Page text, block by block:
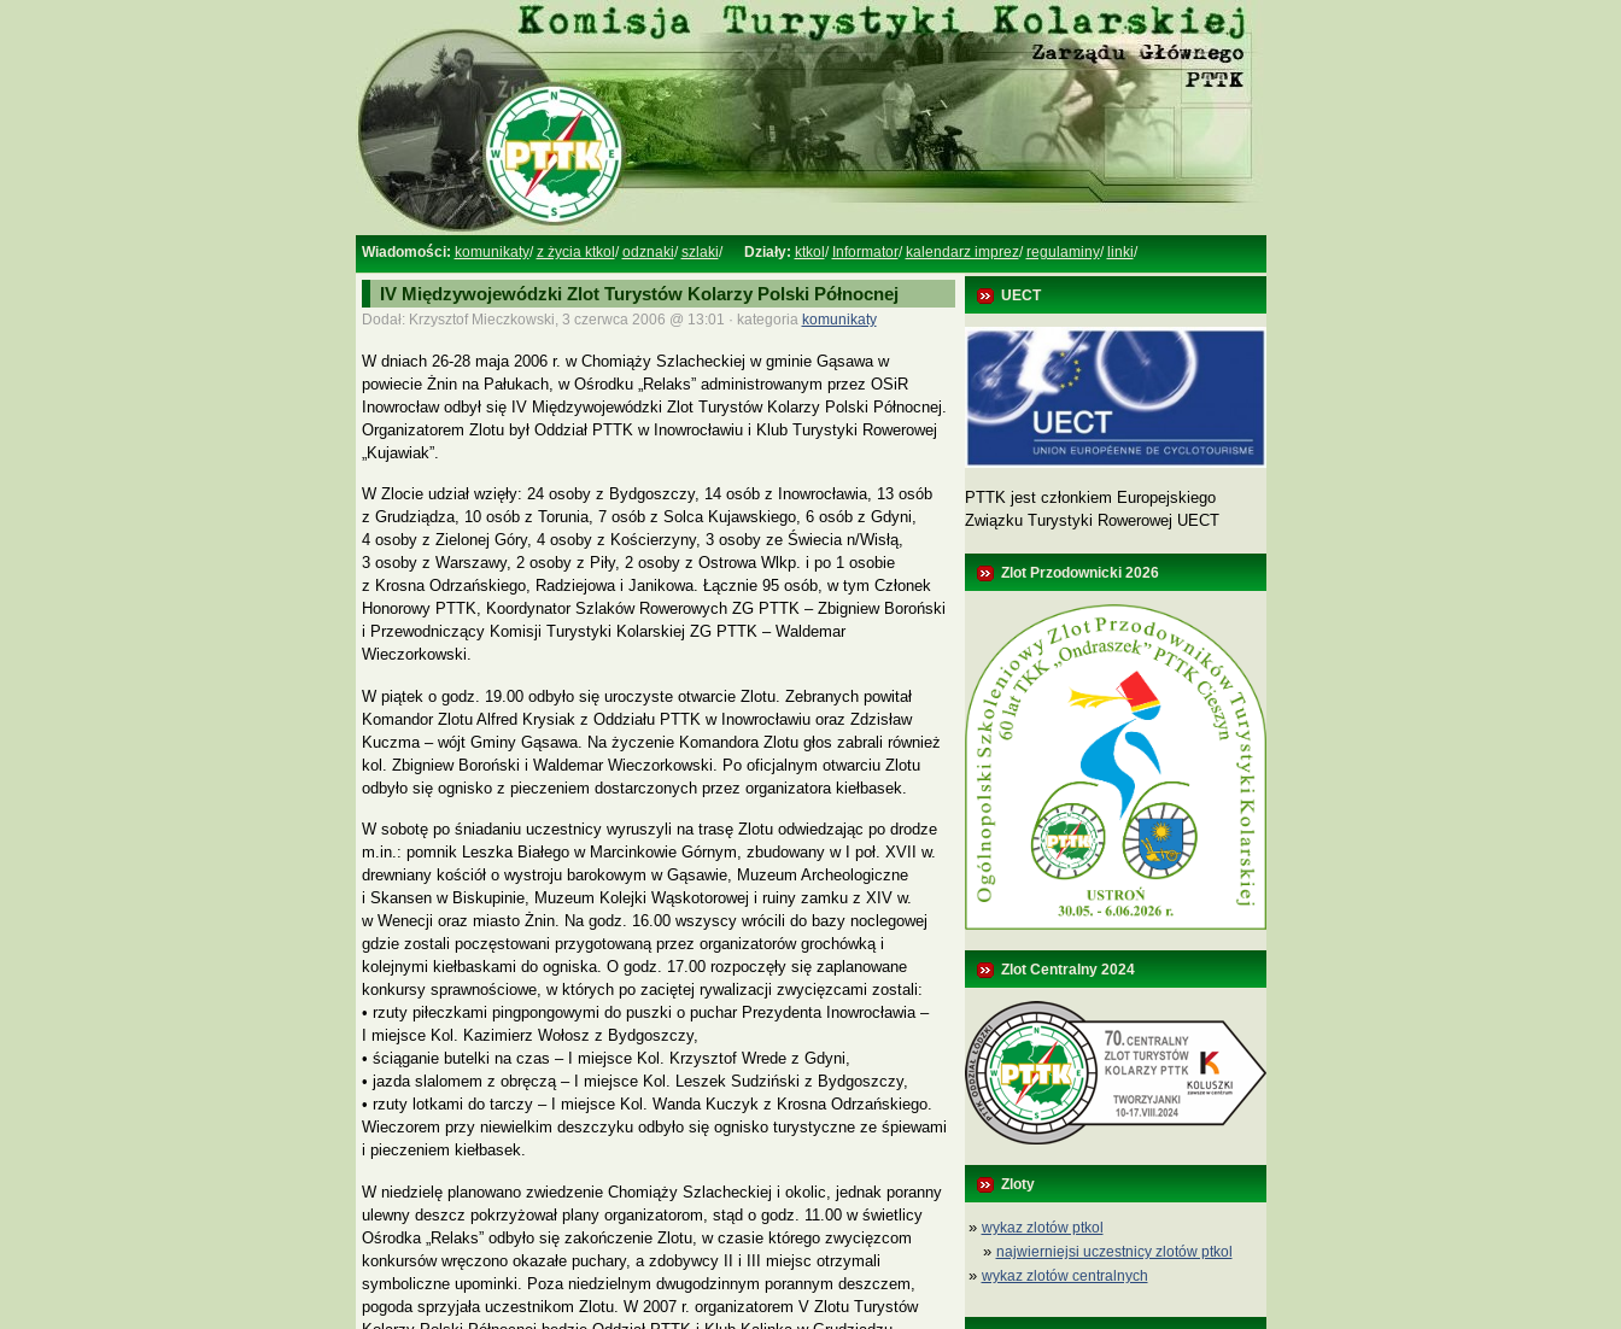
Wiadomości: komunikaty/z życia ktkol /odznaki/szlaki/ Działy: ktkol / Informator/ kalendarz imprez/regulaminy/ linki/
IV Międzywojewódzki Zlot Turystów Kolarzy Polski Północnej
Dodał: Krzysztof Mieczkowski, 3 czerwca 2006 @ 13:01 · kategoria komunikaty
W dniach 26-28 maja 2006 r. w Chomiąży Szlacheckiej w gminie Gąsawa w
powiecie Żnin na Pałukach, w Ośrodku „Relaks” administrowanym przez OSiR
Inowrocław odbył się IV Międzywojewódzki Zlot Turystów Kolarzy Polski Północnej.
Organizatorem Zlotu był Oddział PTTK w Inowrocławiu i Klub Turystyki Rowerowej
„Kujawiak”.
W Zlocie udział wzięły: 24 osoby z Bydgoszczy, 14 osób z Inowrocławia, 13 osób
z Grudziądza, 10 osób z Torunia, 7 osób z Solca Kujawskiego, 6 osób z Gdyni,
4 osoby z Zielonej Góry, 4 osoby z Kościerzyny, 3 osoby ze Świecia n/Wisłą,
3 osoby z Warszawy, 2 osoby z Piły, 2 osoby z Ostrowa Wlkp. i po 1 osobie
z Krosna Odrzańskiego, Radziejowa i Janikowa. Łącznie 95 osób, w tym Członek
Honorowy PTTK, Koordynator Szlaków Rowerowych ZG PTTK – Zbigniew Boroński
i Przewodniczący Komisji Turystyki Kolarskiej ZG PTTK – Waldemar
Wieczorkowski.
W piątek o godz. 19.00 odbyło się uroczyste otwarcie Zlotu. Zebranych powitał
Komandor Zlotu Alfred Krysiak z Oddziału PTTK w Inowrocławiu oraz Zdzisław
Kuczma – wójt Gminy Gąsawa. Na życzenie Komandora Zlotu głos zabrali również
kol. Zbigniew Boroński i Waldemar Wieczorkowski. Po oficjalnym otwarciu Zlotu
odbyło się ognisko z pieczeniem dostarczonych przez organizatora kiełbasek.
W sobotę po śniadaniu uczestnicy wyruszyli na trasę Zlotu odwiedzając po drodze
m.in.: pomnik Leszka Białego w Marcinkowie Górnym, zbudowany w I poł. XVII w.
drewniany kościół o wystroju barokowym w Gąsawie, Muzeum Archeologiczne
i Skansen w Biskupinie, Muzeum Kolejki Wąskotorowej i ruiny zamku z XIV w.
w Wenecji oraz miasto Żnin. Na godz. 16.00 wszyscy wrócili do bazy noclegowej
gdzie zostali poczęstowani przygotowaną przez organizatorów grochówką i
kolejnymi kiełbaskami do ogniska. O godz. 17.00 rozpoczęły się zaplanowane
konkursy sprawnościowe, w których po zaciętej rywalizacji zwycięzcami zostali:
• rzuty piłeczkami pingpongowymi do puszki o puchar Prezydenta Inowrocławia –
I miejsce Kol. Kazimierz Wołosz z Bydgoszczy,
• ściąganie butelki na czas – I miejsce Kol. Krzysztof Wrede z Gdyni,
• jazda slalomem z obręczą – I miejsce Kol. Leszek Sudziński z Bydgoszczy,
• rzuty lotkami do tarczy – I miejsce Kol. Wanda Kuczyk z Krosna Odrzańskiego.
Wieczorem przy niewielkim deszczyku odbyło się ognisko turystyczne ze śpiewami
i pieczeniem kiełbasek.
W niedzielę planowano zwiedzenie Chomiąży Szlacheckiej i okolic, jednak poranny
ulewny deszcz pokrzyżował plany organizatorom, stąd o godz. 11.00 w świetlicy
Ośrodka „Relaks” odbyło się zakończenie Zlotu, w czasie którego zwycięzcom
konkursów wręczono okazałe puchary, a zdobywcy II i III miejsc otrzymali
symboliczne upominki. Poza niedzielnym dwugodzinnym porannym deszczem,
pogoda sprzyjała uczestnikom Zlotu. W 2007 r. organizatorem V Zlotu Turystów
UECT
PTTK jest członkiem Europejskiego
Związku Turystyki Rowerowej UECT
Zlot Przodownicki 2026
Zlot Centralny 2024
Zloty
» wykaz zlotów ptkol
» najwierniejsi uczestnicy zlotów ptkol
» wykaz zlotów centralnych